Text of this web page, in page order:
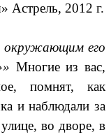
Астрель, 2012 г.
окружающим его
Многие из вас,
помнят, как
и наблюдали за
во дворе, в